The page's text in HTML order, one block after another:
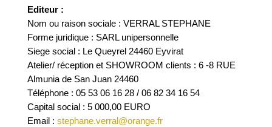
Editeur :
Nom ou raison sociale : VERRAL STEPHANE
Forme juridique : SARL unipersonnelle
Siege social : Le Queyrel 24460 Eyvirat
Atelier/ réception et SHOWROOM clients : 6 -8 RUE
Almunia de San Juan 24460
Téléphone : 05 53 06 16 28 / 06 82 34 16 54
Capital social : 5 000,00 EURO
Email : stephane.verral@orange.fr